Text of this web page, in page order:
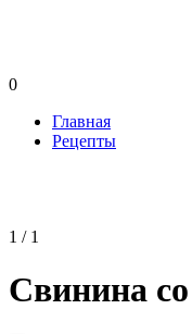
0
Главная
Рецепты
1 / 1
Свинина